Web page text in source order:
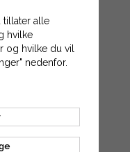
tillater alle
hvilke
og hvilke du vil
nedenfor.